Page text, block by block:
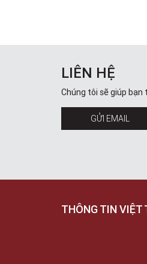
LIÊN HỆ
Chúng tôi sẽ giúp bạn
GỬI EMAIL
THÔNG TIN VIỆT